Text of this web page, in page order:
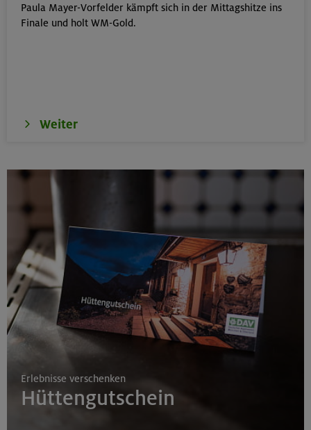
Schwarzenstein 3369 m und Schönbichler Horn 3133
m
Schinder 1808 m
Aufbaukurs Klettern indoor (3 Termine)
München
17./18./19.08.26
Aufbaukurs Klettern indoor
München
Paula Mayer-Vorfelder kämpft sich in der Mittagshitze ins
Finale und holt WM-Gold.
Weiter
Erlebnisse verschenken
Hüttengutschein